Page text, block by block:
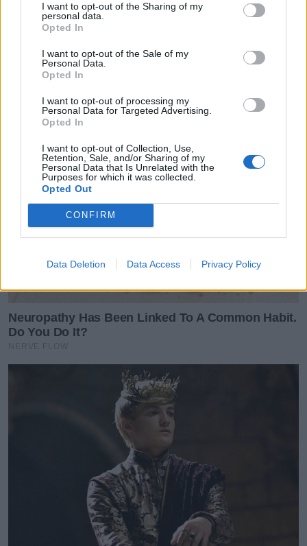
I want to opt-out of the Sharing of my
personal data.
Opted In
I want to opt-out of the Sale of my
Personal Data.
Opted In
I want to opt-out of processing my
Personal Data for Targeted Advertising.
Opted In
I want to opt-out of Collection, Use,
Retention, Sale, and/or Sharing of my
Personal Data that Is Unrelated with the
Purposes for which it was collected.
Opted Out
CONFIRM
Data Deletion Data Access Privacy Policy
οι πληρωμές – Ποιοι θα δουν χρήματα
στον λογαριασμό τους